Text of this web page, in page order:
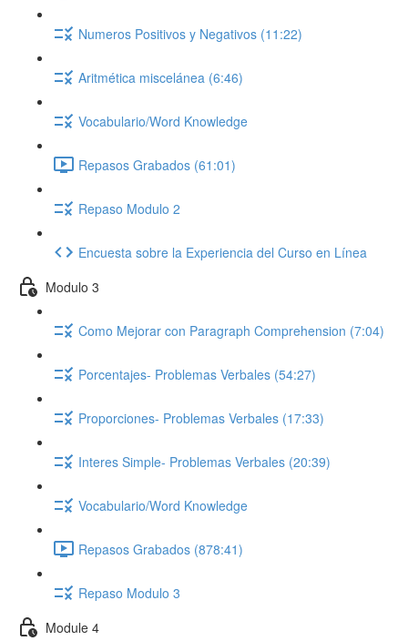
Numeros Positivos y Negativos (11:22)
Aritmética miscelánea (6:46)
Vocabulario/Word Knowledge
Repasos Grabados (61:01)
Repaso Modulo 2
Encuesta sobre la Experiencia del Curso en Línea
Modulo 3
Como Mejorar con Paragraph Comprehension (7:04)
Porcentajes- Problemas Verbales (54:27)
Proporciones- Problemas Verbales (17:33)
Interes Simple- Problemas Verbales (20:39)
Vocabulario/Word Knowledge
Repasos Grabados (878:41)
Repaso Modulo 3
Module 4